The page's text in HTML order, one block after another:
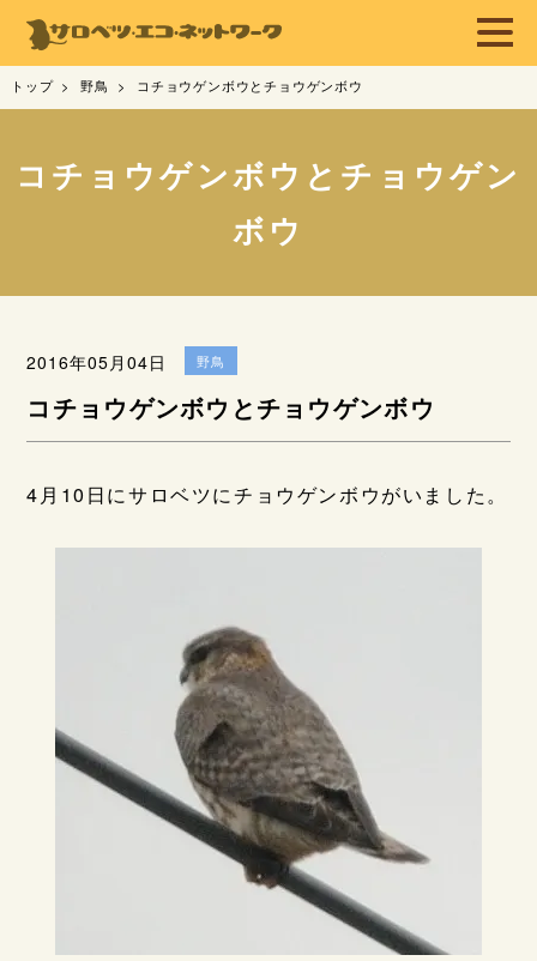
トップ 野鳥 コチョウゲンボウとチョウゲンボウ
コチョウゲンボウとチョウゲン
ボウ
2016年05月04日 野鳥
コチョウゲンボウとチョウゲンボウ
4月10日にサロベツにチョウゲンボウがいました。